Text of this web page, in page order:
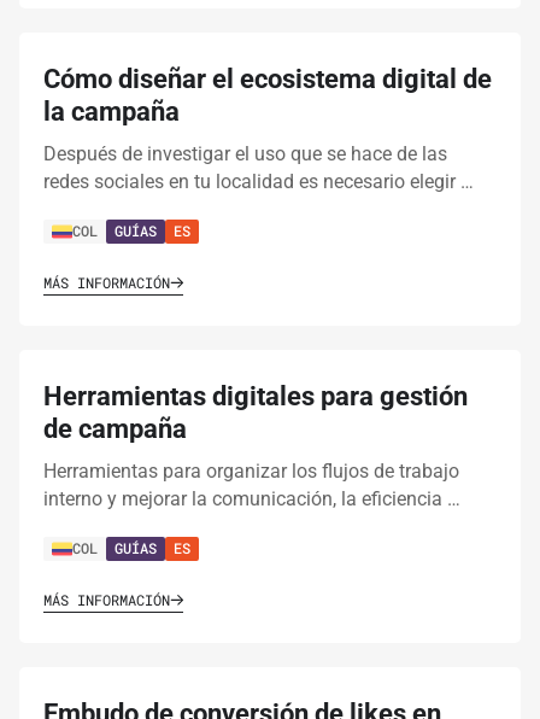
Cómo diseñar el ecosistema digital de
la campaña
Después de investigar el uso que se hace de las
redes sociales en tu localidad es necesario elegir …
COL GUÍAS ES
MÁS INFORMACIÓN
Herramientas digitales para gestión
de campaña
Herramientas para organizar los flujos de trabajo
interno y mejorar la comunicación, la eficiencia …
COL GUÍAS ES
MÁS INFORMACIÓN